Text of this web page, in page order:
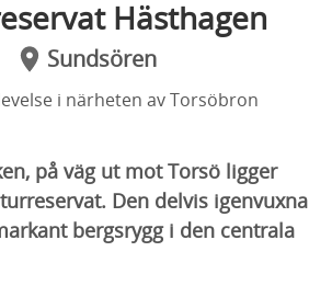
Hästhagen
Sundsören
i närheten av Torsöbron
på väg ut mot Torsö ligger
Den delvis igenvuxna
bergsrygg i den centrala